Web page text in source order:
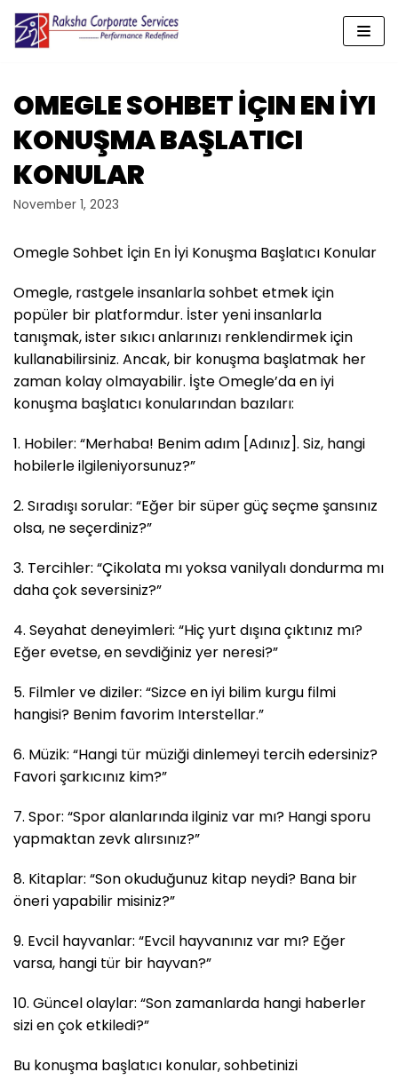
Skip
content
OMEGLE SOHBET İÇIN EN İYI
KONUŞMA BAŞLATICI
KONULAR
November 1, 2023
Omegle Sohbet İçin En İyi Konuşma Başlatıcı Konular
Omegle, rastgele insanlarla sohbet etmek için
popüler bir platformdur. İster yeni insanlarla
tanışmak, ister sıkıcı anlarınızı renklendirmek için
kullanabilirsiniz. Ancak, bir konuşma başlatmak her
zaman kolay olmayabilir. İşte Omegle’da en iyi
konuşma başlatıcı konularından bazıları:
1. Hobiler: “Merhaba! Benim adım [Adınız]. Siz, hangi
hobilerle ilgileniyorsunuz?”
2. Sıradışı sorular: “Eğer bir süper güç seçme şansınız
olsa, ne seçerdiniz?”
3. Tercihler: “Çikolata mı yoksa vanilyalı dondurma mı
daha çok seversiniz?”
4. Seyahat deneyimleri: “Hiç yurt dışına çıktınız mı?
Eğer evetse, en sevdiğiniz yer neresi?”
5. Filmler ve diziler: “Sizce en iyi bilim kurgu filmi
hangisi? Benim favorim Interstellar.”
6. Müzik: “Hangi tür müziği dinlemeyi tercih edersiniz?
Favori şarkıcınız kim?”
7. Spor: “Spor alanlarında ilginiz var mı? Hangi sporu
yapmaktan zevk alırsınız?”
8. Kitaplar: “Son okuduğunuz kitap neydi? Bana bir
öneri yapabilir misiniz?”
9. Evcil hayvanlar: “Evcil hayvanınız var mı? Eğer
varsa, hangi tür bir hayvan?”
10. Güncel olaylar: “Son zamanlarda hangi haberler
sizi en çok etkiledi?”
Bu konuşma başlatıcı konular, sohbetinizi